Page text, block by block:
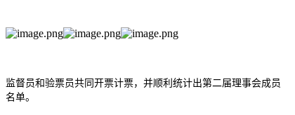
监督员和验票员共同开票计票，并顺利统计出第二届理事会成员
名单。